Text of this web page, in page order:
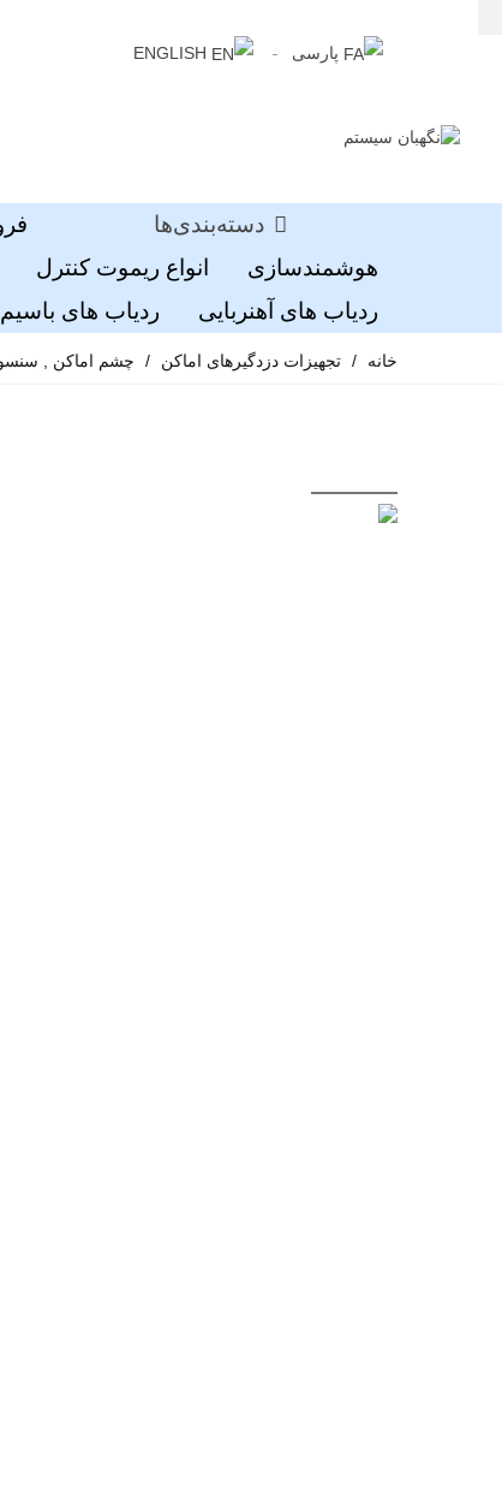
پارسی ENGLISH
دسته‌بندی‌ها
هوشمندسازی
انواع ریموت کنترل
ردیاب های آهنربایی
ردیاب های باسیم
خانه / تجهیزات دزدگیرهای اماکن / چشم اماکن ,